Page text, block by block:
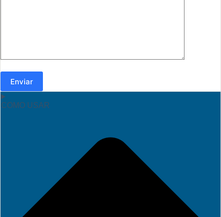
Enviar
COMO USAR